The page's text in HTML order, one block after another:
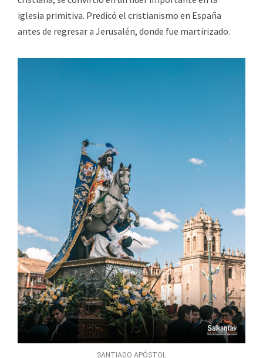
iglesia primitiva. Predicó el cristianismo en España
antes de regresar a Jerusalén, donde fue martirizado.
SANTIAGO APÓSTOL